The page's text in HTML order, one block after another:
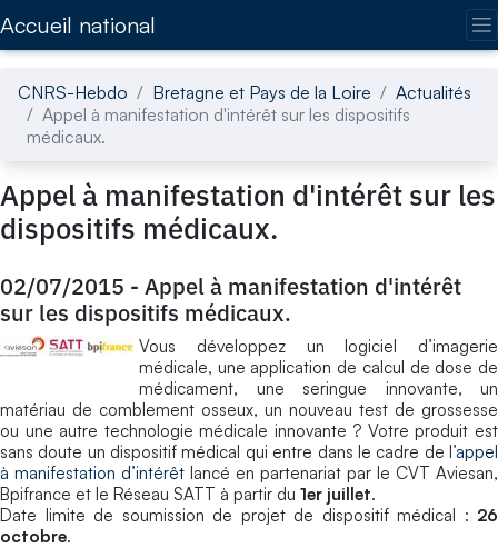
Accueil national
CNRS-Hebdo Bretagne et Pays de la Loire
Actualités
Appel à manifestation d'intérêt sur les dispositifs
médicaux.
Appel à manifestation d'intérêt sur les
dispositifs médicaux.
02/07/2015 - Appel à manifestation d'intérêt
sur les dispositifs médicaux.
Vous développez un logiciel d’imagerie
médicale, une application de calcul de dose de
médicament, une seringue innovante, un
matériau de comblement osseux, un nouveau test de grossesse
ou une autre technologie médicale innovante ? Votre produit est
sans doute un dispositif médical qui entre dans le cadre de l’appel
à manifestation d’intérêt lancé en partenariat par le CVT Aviesan,
Bpifrance et le Réseau SATT à partir du 1er juillet.
Date limite de soumission de projet de dispositif médical : 26
octobre.